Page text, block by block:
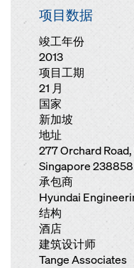
项目数据
竣工年份
2013
项目工期
21 月
国家
新加坡
地址
277 Orchard
Singapore 238858
承包商
Hyundai
结构
酒店
建筑设计师
Tange Associates